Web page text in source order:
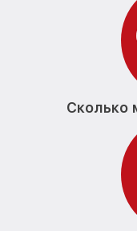
Сколько